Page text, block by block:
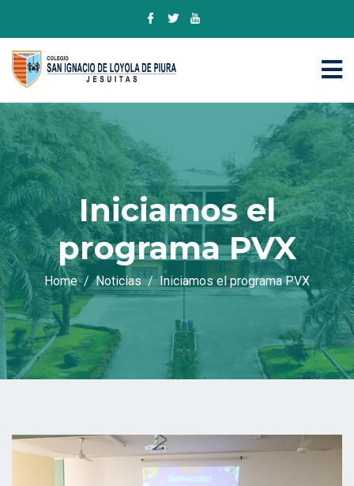
Iniciamos el
programa PVX
Home Noticias Iniciamos el programa PVX